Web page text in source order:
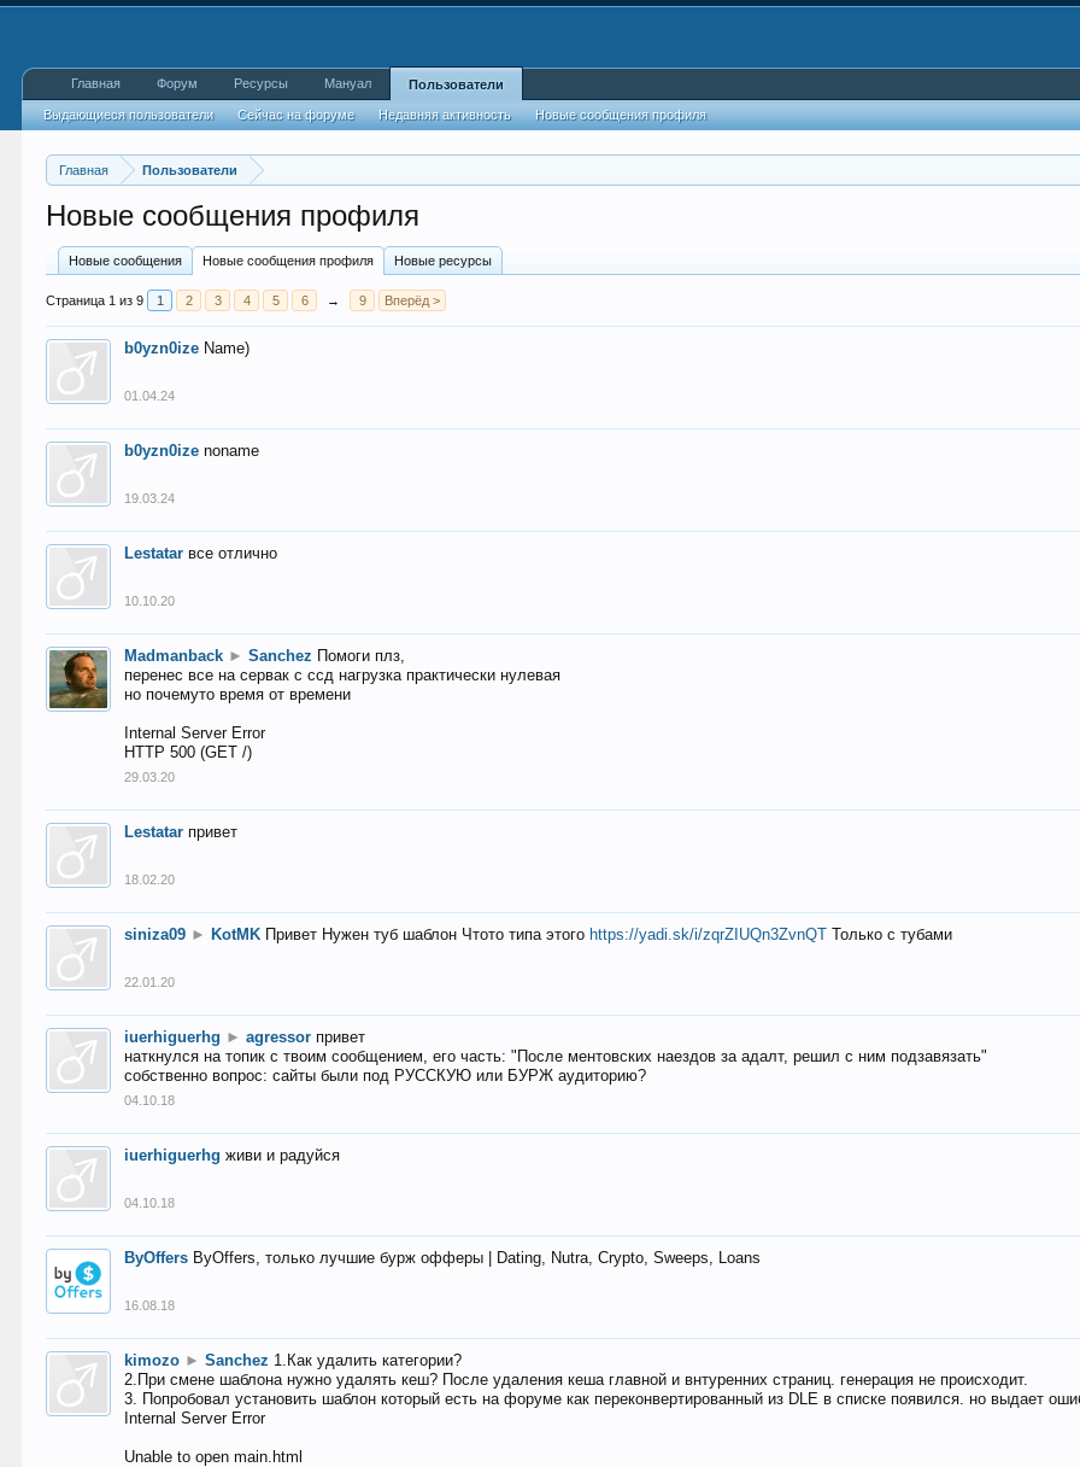
Главная Пользователи
Новые сообщения профиля
Новые сообщения Новые сообщения профиля Новые ресурсы
Страница 1 из 9 1 2 3 4 5 6 → 9 Вперёд >
b0yzn0ize Name)
01.04.24
b0yzn0ize noname
19.03.24
Lestatar все отлично
10.10.20
Madmanback ► Sanchez Помоги плз,
перенес все на сервак с ссд нагрузка практически нулевая
но почемуто время от времени
Internal Server Error
HTTP 500 (GET /)
29.03.20
Lestatar привет
18.02.20
siniza09 ► KotMK Привет Нужен туб шаблон Чтото типа этого https://yadi.sk/i/zqrZIUQn3ZvnQT Только с тубами
22.01.20
iuerhiguerhg ► agressor привет
наткнулся на топик с твоим сообщением, его часть: "После ментовских наездов за адалт, решил с ним подзавязать"
собственно вопрос: сайты были под РУССКУЮ или БУРЖ аудиторию?
04.10.18
iuerhiguerhg живи и радуйся
04.10.18
ByOffers ByOffers, только лучшие бурж офферы | Dating, Nutra, Crypto, Sweeps, Loans
16.08.18
kimozo ► Sanchez 1.Как удалить категории?
2.При смене шаблона нужно удалять кеш? После удаления кеша главной и внтуренних страниц. генерация не происходит.
3. Попробовал установить шаблон который есть на форуме как переконвертированный из DLE в списке появился. но выдает
Internal Server Error
Unable to open main.html
Главная Форум Ресурсы Мануал Пользователи
Выдающиеся пользователи Сейчас на форуме Недавняя активность Новые сообщения профиля